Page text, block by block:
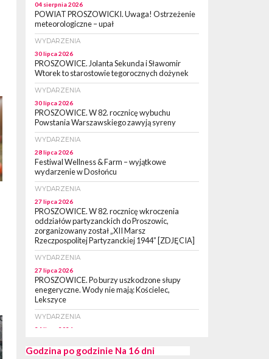
04 sierpnia 2026
POWIAT PROSZOWICKI. Uwaga! Ostrzeżenie
meteorologiczne – upał
WYDARZENIA
30 lipca 2026
PROSZOWICE. Jolanta Sekunda i Sławomir
Wtorek to starostowie tegorocznych dożynek
WYDARZENIA
30 lipca 2026
PROSZOWICE. W 82. rocznicę wybuchu
Powstania Warszawskiego zawyją syreny
WYDARZENIA
28 lipca 2026
Festiwal Wellness & Farm – wyjątkowe
wydarzenie w Dosłońcu
WYDARZENIA
27 lipca 2026
PROSZOWICE. W 82. rocznicę wkroczenia
oddziałów partyzanckich do Proszowic,
zorganizowany został „XII Marsz
Rzeczpospolitej Partyzanckiej 1944” [ZDJĘCIA]
WYDARZENIA
27 lipca 2026
PROSZOWICE. Po burzy uszkodzone słupy
enegeryczne. Wody nie mają: Kościelec,
Lekszyce
WYDARZENIA
24 lipca 2026
się w gronie 27 miast, które zyskają dostęp do
Godzina po godzinie Na 16 dni